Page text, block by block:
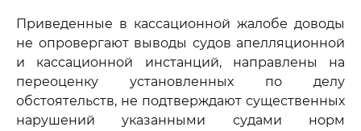
Приведенные в кассационной жалобе доводы
не опровергают выводы судов апелляционной
и кассационной инстанций, направлены на
переоценку установленных по делу
обстоятельств, не подтверждают существенных
нарушений указанными судами норм